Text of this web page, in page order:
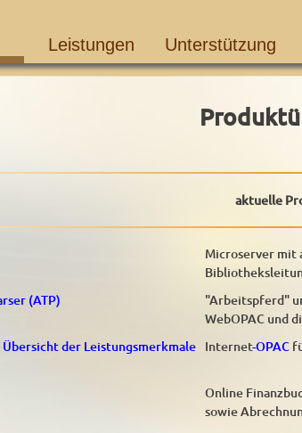
Leistungen Unterstützung
aktuelle
Microserver mit
(ATP)
"Arbeitspferd"
WebOPAC und
Übersicht der Leistungsmerkmale Internet-OPAC
Online
sowie